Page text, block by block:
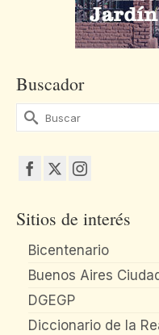
Buscador
Buscar
por:
Sitios de interés
Bicentenario
Buenos Aires
DGEGP
Diccionario de la